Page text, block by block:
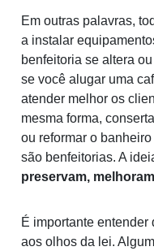
Em outras palavras,
a instalar
benfeitoria se altera
se você alugar uma
atender melhor os
mesma forma,
ou reformar o
são benfeitorias. A
preservam,
É importante entender
aos olhos da lei.